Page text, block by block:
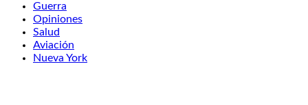
Guerra
Opiniones
Salud
Aviación
Nueva York